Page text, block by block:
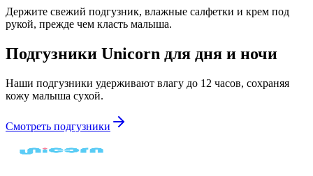
Держите свежий подгузник, влажные салфетки и крем под
рукой, прежде чем класть малыша.
Подгузники Unicorn для дня и ночи
Наши подгузники удерживают влагу до 12 часов, сохраняя
кожу малыша сухой.
Смотреть подгузники